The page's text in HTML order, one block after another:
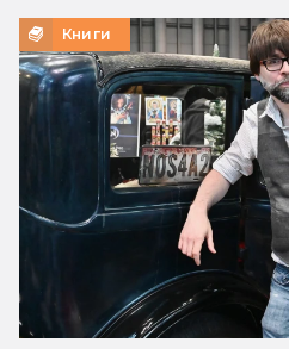
Книги